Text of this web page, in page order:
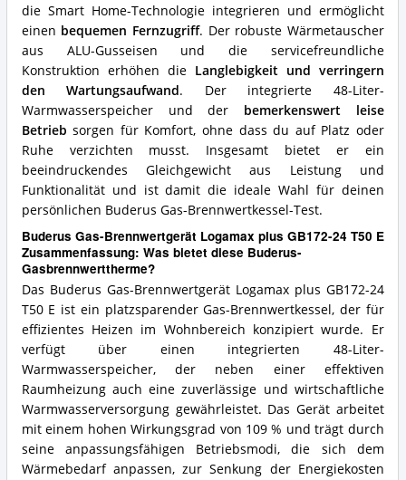
die Smart Home-Technologie integrieren und ermöglicht
einen bequemen Fernzugriff. Der robuste Wärmetauscher
aus ALU-Gusseisen und die servicefreundliche
Konstruktion erhöhen die Langlebigkeit und verringern
den Wartungsaufwand. Der integrierte 48-Liter-
Warmwasserspeicher und der bemerkenswert leise
Betrieb sorgen für Komfort, ohne dass du auf Platz oder
Ruhe verzichten musst. Insgesamt bietet er ein
beeindruckendes Gleichgewicht aus Leistung und
Funktionalität und ist damit die ideale Wahl für deinen
persönlichen Buderus Gas-Brennwertkessel-Test.
Buderus Gas-Brennwertgerät Logamax plus GB172-24 T50 E
Zusammenfassung: Was bietet diese Buderus-
Gasbrennwerttherme?
Das Buderus Gas-Brennwertgerät Logamax plus GB172-24
T50 E ist ein platzsparender Gas-Brennwertkessel, der für
effizientes Heizen im Wohnbereich konzipiert wurde. Er
verfügt über einen integrierten 48-Liter-
Warmwasserspeicher, der neben einer effektiven
Raumheizung auch eine zuverlässige und wirtschaftliche
Warmwasserversorgung gewährleistet. Das Gerät arbeitet
mit einem hohen Wirkungsgrad von 109 % und trägt durch
seine anpassungsfähigen Betriebsmodi, die sich dem
Wärmebedarf anpassen, zur Senkung der Energiekosten